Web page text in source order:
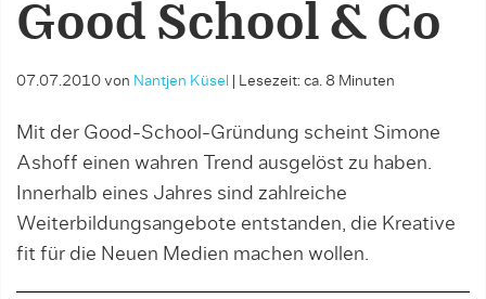
Good School & Co
07.07.2010 von Nantjen Küsel Lesezeit: ca. 8 Minuten
Mit der Good-School-Gründung scheint Simone
Ashoff einen wahren Trend ausgelöst zu haben.
Innerhalb eines Jahres sind zahlreiche
Weiterbildungsangebote entstanden, die Kreative
fit für die Neuen Medien machen wollen.